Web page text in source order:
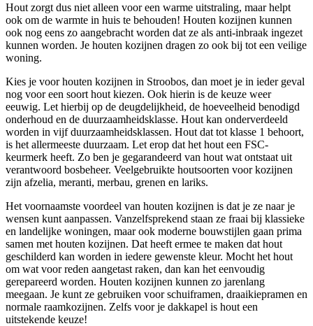
Hout zorgt dus niet alleen voor een warme uitstraling, maar helpt
ook om de warmte in huis te behouden! Houten kozijnen kunnen
ook nog eens zo aangebracht worden dat ze als anti-inbraak ingezet
kunnen worden. Je houten kozijnen dragen zo ook bij tot een veilige
woning.
Kies je voor houten kozijnen in Stroobos, dan moet je in ieder geval
nog voor een soort hout kiezen. Ook hierin is de keuze weer
eeuwig. Let hierbij op de deugdelijkheid, de hoeveelheid benodigd
onderhoud en de duurzaamheidsklasse. Hout kan onderverdeeld
worden in vijf duurzaamheidsklassen. Hout dat tot klasse 1 behoort,
is het allermeeste duurzaam. Let erop dat het hout een FSC-
keurmerk heeft. Zo ben je gegarandeerd van hout wat ontstaat uit
verantwoord bosbeheer. Veelgebruikte houtsoorten voor kozijnen
zijn afzelia, meranti, merbau, grenen en lariks.
Het voornaamste voordeel van houten kozijnen is dat je ze naar je
wensen kunt aanpassen. Vanzelfsprekend staan ze fraai bij klassieke
en landelijke woningen, maar ook moderne bouwstijlen gaan prima
samen met houten kozijnen. Dat heeft ermee te maken dat hout
geschilderd kan worden in iedere gewenste kleur. Mocht het hout
om wat voor reden aangetast raken, dan kan het eenvoudig
gerepareerd worden. Houten kozijnen kunnen zo jarenlang
meegaan. Je kunt ze gebruiken voor schuiframen, draaikiepramen en
normale raamkozijnen. Zelfs voor je dakkapel is hout een
uitstekende keuze!